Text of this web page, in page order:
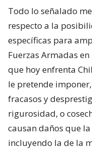
Todo lo señalado
respecto a la
específicas para
Fuerzas Armadas
que hoy enfrenta
le pretende
fracasos y
rigurosidad, o
causan daños que
incluyendo la de la